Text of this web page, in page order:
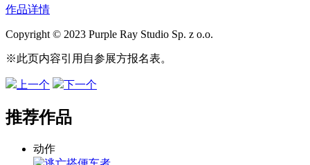
作品详情
Copyright © 2023 Purple Ray Studio Sp. z o.o.
※此页内容引用自参展方报名表。
上一个 下一个
推荐作品
动作